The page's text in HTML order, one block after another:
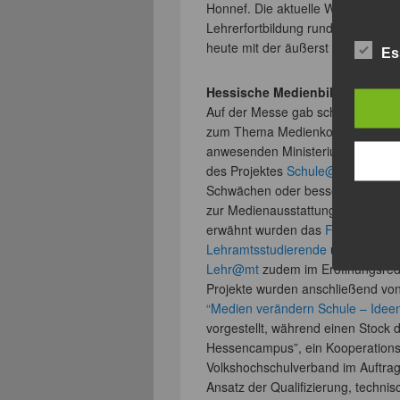
Honnef. Die aktuelle Woche
Lehrerfortbildung rund um
heute mit der äußerst
Hessische
Auf der Messe gab schon der
zum Thema Medienkompetenz
anwesenden Ministerium, Frau
des Projektes Schule@Zukunft
Schwächen oder besser
zur Medienausstattung im
erwähnt wurden das Frankfurter
Lehramtsstudierende und das
Lehr@mt zudem im
Projekte wurden anschließend
“Medien verändern Schule –
vorgestellt, während einen Stock
Hessencampus”, ein
Volkshochschulverband im
Ansatz der Qualifizierung,